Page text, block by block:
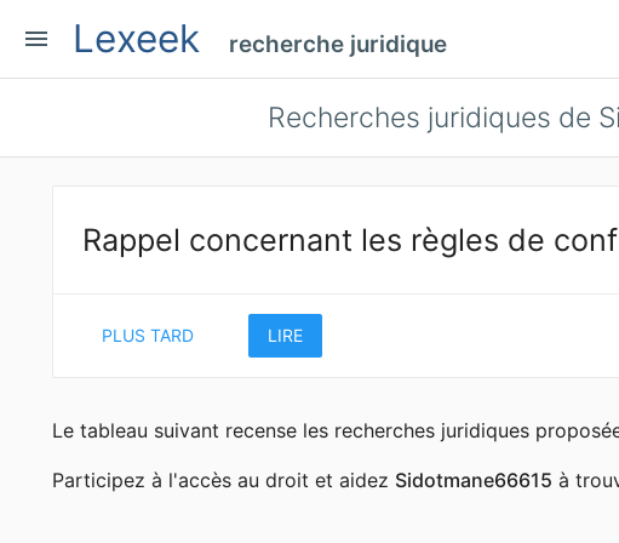
menu Lexeek recherche juridique
Recherches juridiques de
Rappel concernant les règles de
PLUS TARD LIRE
Le tableau suivant recense les recherches juridiques
Participez à l'accès au droit et aidez Sidotmane66615 à